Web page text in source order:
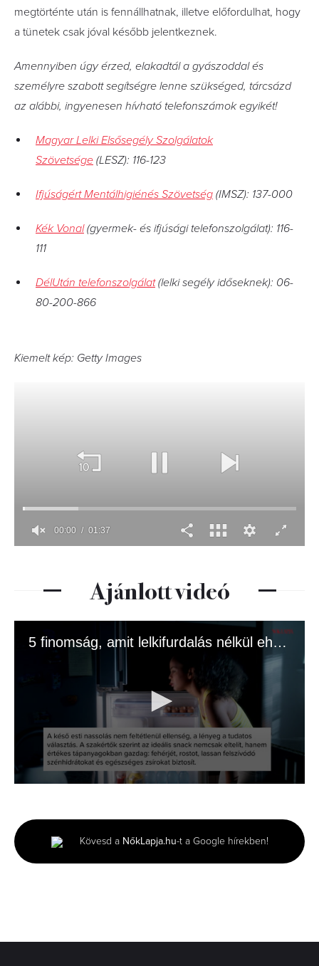
megtörténte után is fennállhatnak, illetve előfordulhat, hogy
a tünetek csak jóval később jelentkeznek.
Amennyiben úgy érzed, elakadtál a gyászoddal és
személyre szabott segítségre lenne szükséged, tárcsázd
az alábbi, ingyenesen hívható telefonszámok egyikét!
Magyar Lelki Elsősegély Szolgálatok
Szövetsége (LESZ): 116-123
Ifjúságért Mentálhigiénés Szövetség (IMSZ): 137-000
Kék Vonal(gyermek- és ifjúsági telefonszolgálat): 116-
111
DélUtán telefonszolgálat(lelki segély időseknek): 06-
80-200-866
Kiemelt kép: Getty Images
Ajánlott videó
5 finomság, amit lelkifurdalás nélkül ehetsz az esti filmnézés alatt
minute,
34
seconds
Kövesd a NőkLapja.hu-t a Google hírekben!